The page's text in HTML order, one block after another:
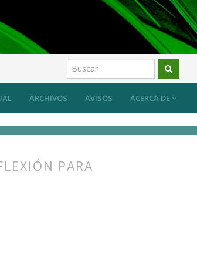
ARCHIVOS AVISOS ACERCA DE
PARA